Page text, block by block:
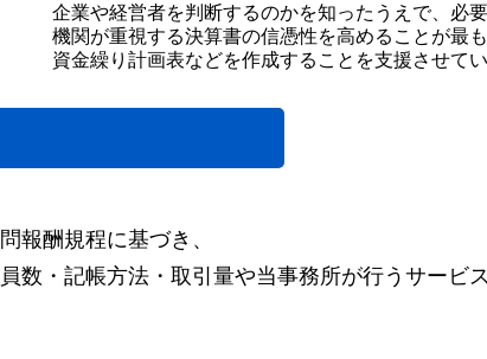
企業や経営者を判断するのかを知ったうえで、必
機関が重視する決算書の信憑性を高めることが最
資金繰り計画表などを作成することを支援させてい
報酬規程に基づき、
数・記帳方法・取引量や当事務所が行うサービ